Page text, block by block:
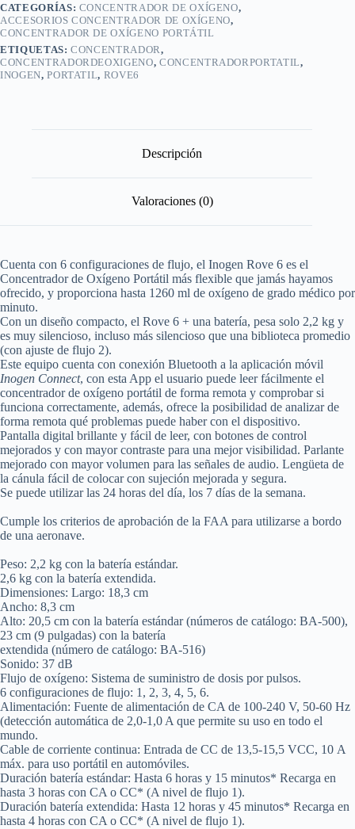
CATEGORÍAS: CONCENTRADOR DE OXÍGENO,
ACCESORIOS CONCENTRADOR DE OXÍGENO,
CONCENTRADOR DE OXÍGENO PORTÁTIL
ETIQUETAS:CONCENTRADOR,
CONCENTRADORDEOXIGENO, CONCENTRADORPORTATIL,
INOGEN,PORTATIL, ROVE6
Descripción
Valoraciones (0)
Cuenta con 6 configuraciones de flujo, el Inogen Rove 6 es el
Concentrador de Oxígeno Portátil más flexible que jamás hayamos
ofrecido, y proporciona hasta 1260 ml de oxígeno de grado médico por
minuto.
Con un diseño compacto, el Rove 6 + una batería, pesa solo 2,2 kg y
es muy silencioso, incluso más silencioso que una biblioteca promedio
(con ajuste de flujo 2).
Este equipo cuenta con conexión Bluetooth a la aplicación móvil
Inogen Connect, con esta App el usuario puede leer fácilmente el
concentrador de oxígeno portátil de forma remota y comprobar si
funciona correctamente, además, ofrece la posibilidad de analizar de
forma remota qué problemas puede haber con el dispositivo.
Pantalla digital brillante y fácil de leer, con botones de control
mejorados y con mayor contraste para una mejor visibilidad. Parlante
mejorado con mayor volumen para las señales de audio. Lengüeta de
la cánula fácil de colocar con sujeción mejorada y segura.
Se puede utilizar las 24 horas del día, los 7 días de la semana.
Cumple los criterios de aprobación de la FAA para utilizarse a bordo
de una aeronave.
Peso: 2,2 kg con la batería estándar.
2,6 kg con la batería extendida.
Dimensiones: Largo: 18,3 cm
Ancho: 8,3 cm
Alto: 20,5 cm con la batería estándar (números de catálogo: BA-500),
23 cm (9 pulgadas) con la batería
extendida (número de catálogo: BA-516)
Sonido: 37 dB
Flujo de oxígeno: Sistema de suministro de dosis por pulsos.
6 configuraciones de flujo: 1, 2, 3, 4, 5, 6.
Alimentación: Fuente de alimentación de CA de 100-240 V, 50-60 Hz
(detección automática de 2,0-1,0 A que permite su uso en todo el
mundo.
Cable de corriente continua: Entrada de CC de 13,5-15,5 VCC, 10 A
máx. para uso portátil en automóviles.
Duración batería estándar: Hasta 6 horas y 15 minutos* Recarga en
hasta 3 horas con CA o CC* (A nivel de flujo 1).
Duración batería extendida: Hasta 12 horas y 45 minutos* Recarga en
hasta 4 horas con CA o CC* (A nivel de flujo 1).